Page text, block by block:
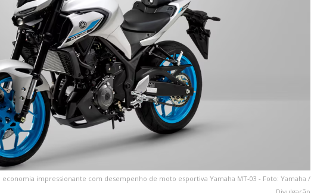
impressionante com desempenho de moto esportiva Yamaha MT-03 - Foto: Yamaha /